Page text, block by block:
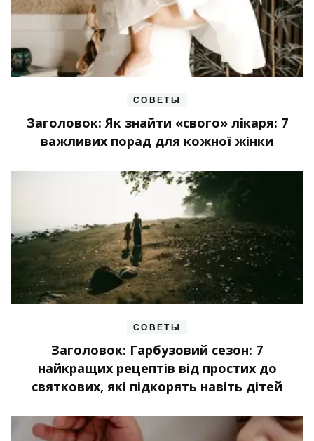
СОВЕТЫ
Заголовок: Як знайти «свого» лікаря: 7
важливих порад для кожної жінки
СОВЕТЫ
Заголовок: Гарбузовий сезон: 7
найкращих рецептів від простих до
святкових, які підкорять навіть дітей